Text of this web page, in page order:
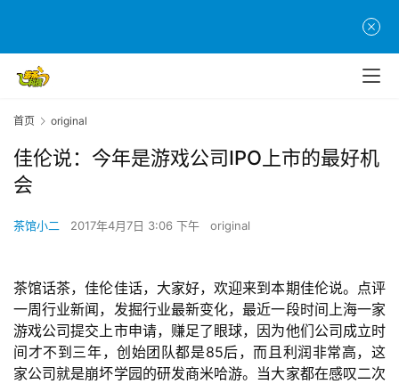
首
游
茶
原
创
首页 original
佳伦说：今年是游戏公司IPO上市的最好机
会
茶馆小二 2017年4月7日 3:06 下午 original
茶馆话茶，佳伦佳话，大家好，欢迎来到本期佳伦说。点评
一周行业新闻，发掘行业最新变化，最近一段时间上海一家
游戏公司提交上市申请，赚足了眼球，因为他们公司成立时
间才不到三年，创始团队都是85后，而且利润非常高，这
家公司就是崩坏学园的研发商米哈游。当大家都在感叹二次